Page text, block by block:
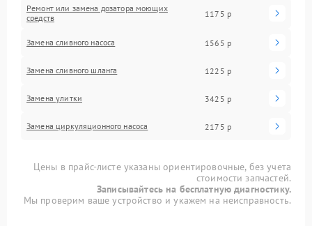
Ремонт или замена дозатора моющих
средств
1175 р
Замена сливного насоса 1565 р
Замена сливного шланга 1225 р
Замена улитки 3425 р
Замена циркуляционного насоса 2175 р
Цены в прайс-листе указаны ориентировочные, без учета
стоимости запчастей.
Записывайтесь на бесплатную диагностику.
Мы проверим ваше устройство и укажем на неисправность.